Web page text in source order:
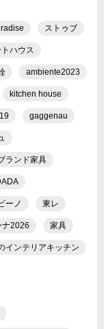
ストゥブ
ハウス
ambiente2023
kitchen house
gaggenau
ランド家具
ーノ 東レ
ナ2026 家具
インテリアキッチン